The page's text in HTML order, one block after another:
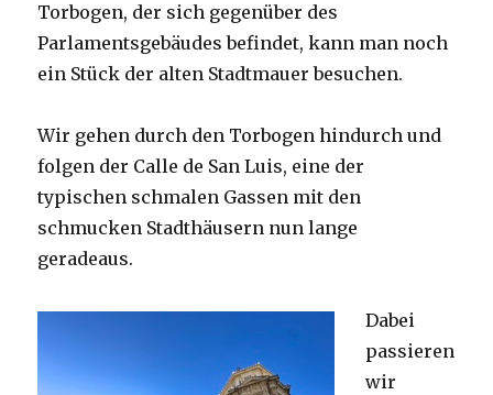
Torbogen, der sich gegenüber des
Parlamentsgebäudes befindet, kann man noch
ein Stück der alten Stadtmauer besuchen.
Wir gehen durch den Torbogen hindurch und
folgen der Calle de San Luis, eine der
typischen schmalen Gassen mit den
schmucken Stadthäusern nun lange
geradeaus.
Dabei
passieren
wir